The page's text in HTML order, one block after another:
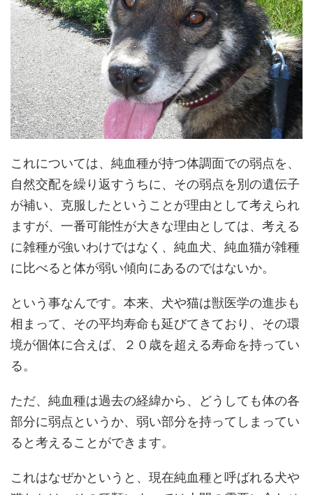
これについては、純血種が持つ体調面での弱点を、
自然交配を繰り返すうちに、その弱点を別の遺伝子
が補い、克服したということが理由として考えられ
ますが、一番可能性が大きな理由としては、考える
に雑種が強いわけではなく、純血犬、純血猫が雑種
に比べると体が弱い傾向にあるのではないか。
という事なんです。本来、犬や猫は獣医学の進歩も
相まって、その平均寿命も延びてきており、その環
境が個体に合えば、２０歳を超える寿命を持ってい
る。
ただ、純血種は過去の経緯から、どうしても体の各
部分に弱点というか、弱い部分を持ってしまってい
ると考えることができます。
これはなぜかというと、現在純血種と呼ばれる犬や